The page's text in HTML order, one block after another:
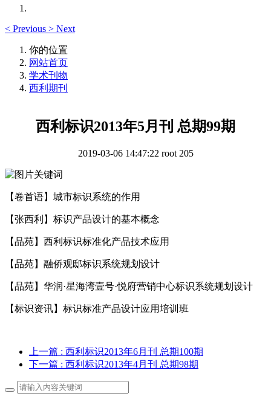
< Previous > Next
你的位置
网站首页
学术刊物
西利期刊
西利标识2013年5月刊 总期99期
2019-03-06 14:47:22 root 205
【卷首语】城市标识系统的作用
【张西利】标识产品设计的基本概念
【品苑】西利标识标准化产品技术应用
【品苑】融侨观邸标识系统规划设计
【品苑】华润·星海湾壹号·悦府营销中心标识系统规划设计
【标识资讯】标识标准产品设计应用培训班
上一篇 : 西利标识2013年6月刊 总期100期
下一篇 : 西利标识2013年4月刊 总期98期